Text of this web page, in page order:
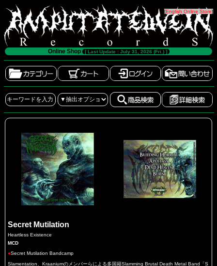
[English Online Store]
Online Shop [ Last Update : July 31, 2026 (Fri.) ]
Secret Mutilation
Heartless Existence
MCD
●Secret Mutilation Bandcamp
Slamentation、Kraaniumのメンバーらによる多国籍Slamming Brutal Death Metal Band「S